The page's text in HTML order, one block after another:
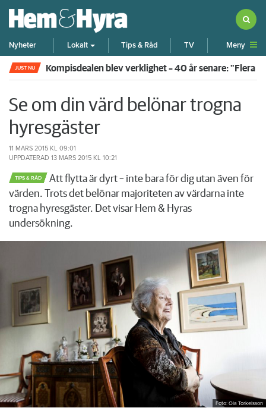
Nyheter Lokalt Tips & Råd TV Meny
JUST NU Kompisdealen blev verklighet – 40 år senare: "Flera
Se om din värd belönar trogna
hyresgäster
11 MARS 2015 KL 09:01
UPPDATERAD 13 MARS 2015 KL 10:21
TIPS & RÅD
Att flytta är dyrt – inte bara för dig utan även för
värden. Trots det belönar majoriteten av värdarna inte
trogna hyresgäster. Det visar Hem & Hyras
undersökning.
Foto: Ola Torkelsson